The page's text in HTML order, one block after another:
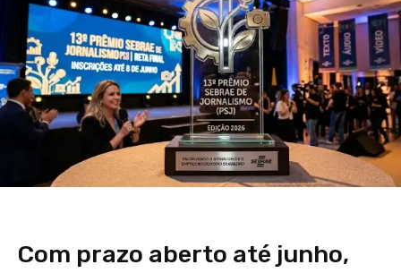
Com prazo aberto até junho,